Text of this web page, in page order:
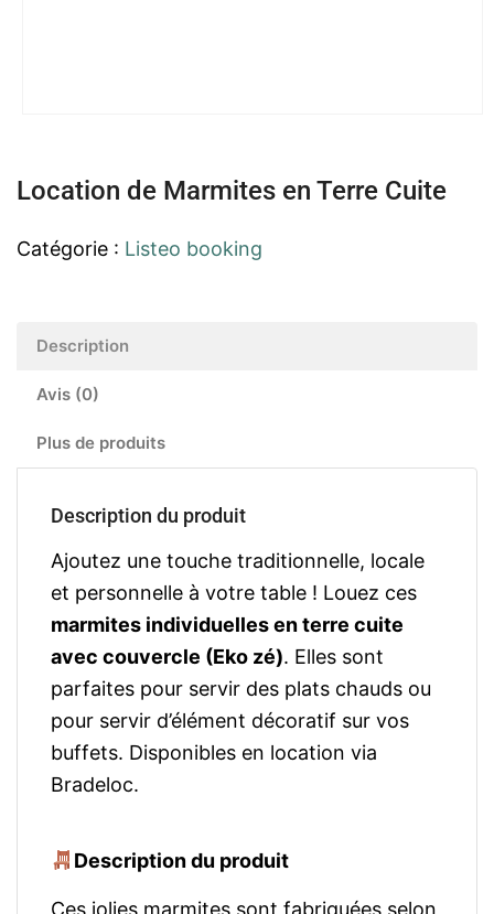
Location de Marmites en Terre Cuite
Catégorie : Listeo booking
Description
Avis (0)
Plus de produits
Description du produit
Ajoutez une touche traditionnelle, locale
et personnelle à votre table ! Louez ces
marmites individuelles en terre cuite
avec couvercle (Eko zé). Elles sont
parfaites pour servir des plats chauds ou
pour servir d’élément décoratif sur vos
buffets. Disponibles en location via
Bradeloc.
Description du produit
Ces jolies marmites sont fabriquées selon